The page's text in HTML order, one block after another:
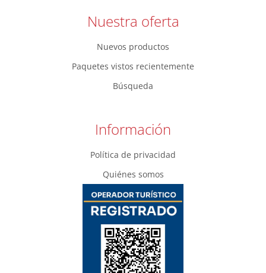
Nuestra oferta
Nuevos productos
Paquetes vistos recientemente
Búsqueda
Información
Política de privacidad
Quiénes somos